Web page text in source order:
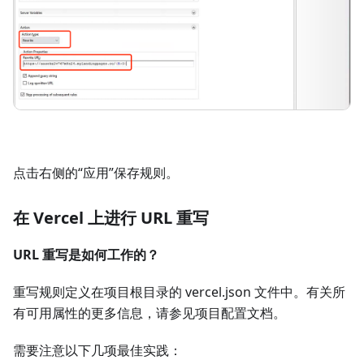
点击右侧的“应用”保存规则。
在 Vercel 上进行 URL 重写
URL 重写是如何工作的？
重写规则定义在项目根目录的 vercel.json 文件中。有关所
有可用属性的更多信息，请参见项目配置文档。
需要注意以下几项最佳实践：